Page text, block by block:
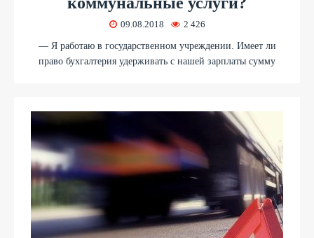
09.08.2018 2 426
— Я работаю в государственном учреждении. Имеет ли
право бухгалтерия удерживать с нашей зарплаты сумму